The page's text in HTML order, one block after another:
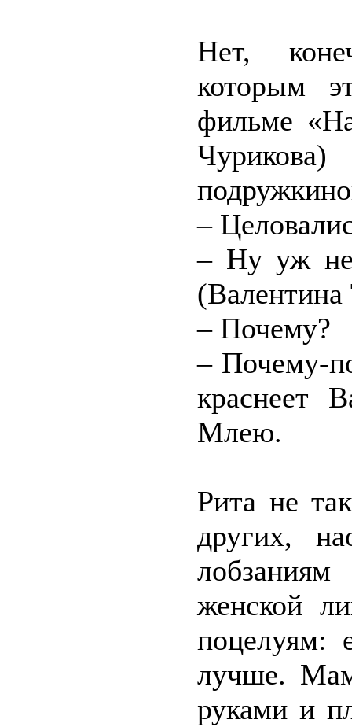
Нет,
которым
фильме
–
– Ну уж
– Почему?
– Почему-
краснеет
Млею.
Рита не
других,
лобзаниям
женской
поцелуям:
лучше.
руками и